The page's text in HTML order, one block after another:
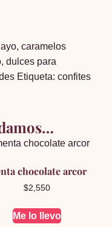
,caramelos
,dulces para
Etiqueta:confites
chocolate arcor
$2,550
Me lo llevo